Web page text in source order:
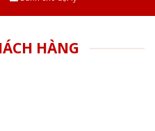
HÀNG